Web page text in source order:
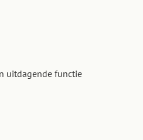
uitdagende functie